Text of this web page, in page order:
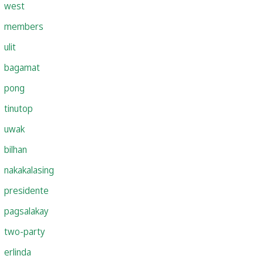
west
members
ulit
bagamat
pong
tinutop
uwak
bilhan
nakakalasing
presidente
pagsalakay
two-party
erlinda